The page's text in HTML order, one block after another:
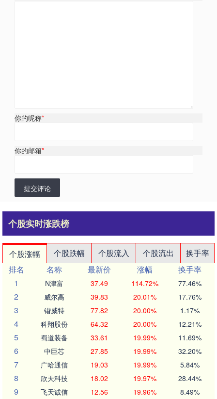
你的昵称*
你的邮箱*
提交评论
个股实时涨跌榜
个股涨幅 个股跌幅 个股流入 个股流出
换手率
排名
名称 最新价 涨幅
换手率
1
N津富 37.49 114.72% 77.46%
2 威尔高 39.83 20.01% 17.76%
3 锴威特 77.82 20.00% 1.17%
4 科翔股份 64.32 20.00% 12.21%
5 蜀道装备 33.61 19.99% 11.69%
6 中巨芯 27.85 19.99% 32.20%
7 广哈通信 19.03 19.99% 5.84%
8 欣天科技 18.02 19.97% 28.44%
9 飞天诚信 12.56 19.96% 8.49%